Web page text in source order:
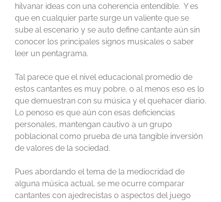
hilvanar ideas con una coherencia entendible. Y es
que en cualquier parte surge un valiente que se
sube al escenario y se auto define cantante aún sin
conocer los principales signos musicales o saber
leer un pentagrama.
Tal parece que el nivel educacional promedio de
estos cantantes es muy pobre, o al menos eso es lo
que demuestran con su música y el quehacer diario.
Lo penoso es que aún con esas deficiencias
personales, mantengan cautivo a un grupo
poblacional como prueba de una tangible inversión
de valores de la sociedad.
Pues abordando el tema de la mediocridad de
alguna música actual, se me ocurre comparar
cantantes con ajedrecistas o aspectos del juego